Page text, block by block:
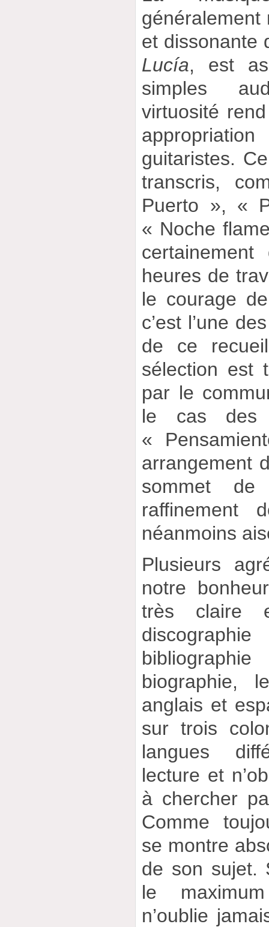
généralement
et dissonante
Lucía, est
simples
virtuosité
guitaristes.
transcris,
Puerto », «
« Noche
heures de
le courage
c’est l’une
de ce
sélection est
par le
le cas des
«
arrangement
sommet
raffinement
néanmoins
Plusieurs
notre
très claire
biographie,
anglais et
sur trois
langues
lecture et
à chercher
Comme
se montre
de son sujet.
le
n’oublie